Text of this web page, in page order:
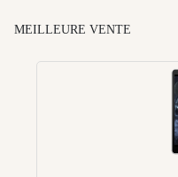
MEILLEURE VENTE